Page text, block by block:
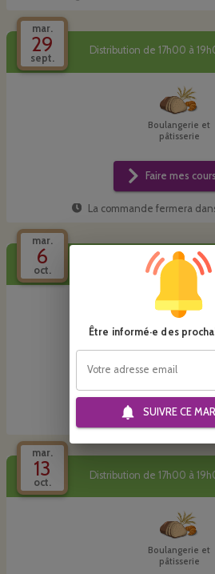
mar.
29
sept.
Distribution de 17h00 à
Boulangerie et
pâtisserie
Faire mes
La commande fermera
mar.
6
oct.
Distribution de 17h00 à
Boulangerie et
pâtisserie
Faire mes
La commande fermera dans
mar.
13
oct.
Distribution de 17h00 à
Boulangerie et
pâtisserie
Être informé·e des
Votre adresse email
SUIVRE CE